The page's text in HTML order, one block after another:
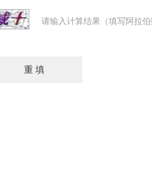
请输入计算结果（填写阿拉